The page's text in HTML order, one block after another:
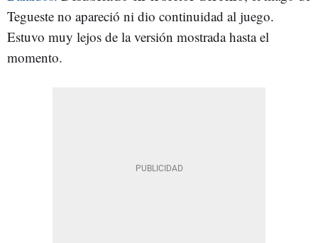
Tegueste no apareció ni dio continuidad al juego.
Estuvo muy lejos de la versión mostrada hasta el
momento.